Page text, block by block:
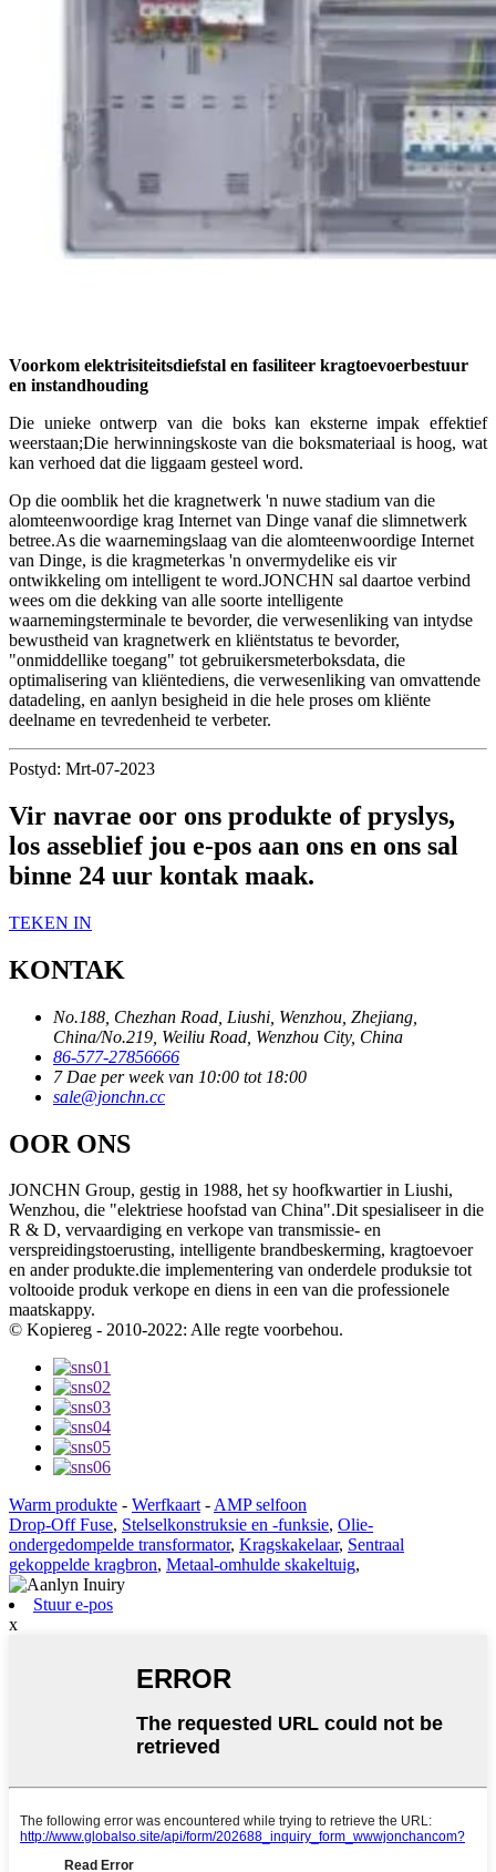
Voorkom elektrisiteitsdiefstal en fasiliteer kragtoevoerbestuur
en instandhouding
Die unieke ontwerp van die boks kan eksterne impak effektief
weerstaan;Die herwinningskoste van die boksmateriaal is hoog, wat
kan verhoed dat die liggaam gesteel word.
Op die oomblik het die kragnetwerk 'n nuwe stadium van die
alomteenwoordige krag Internet van Dinge vanaf die slimnetwerk
betree.As die waarnemingslaag van die alomteenwoordige Internet
van Dinge, is die kragmeterkas 'n onvermydelike eis vir
ontwikkeling om intelligent te word.JONCHN sal daartoe verbind
wees om die dekking van alle soorte intelligente
waarnemingsterminale te bevorder, die verwesenliking van intydse
bewustheid van kragnetwerk en kliëntstatus te bevorder,
"onmiddellike toegang" tot gebruikersmeterboksdata, die
optimalisering van kliëntediens, die verwesenliking van omvattende
datadeling, en aanlyn besigheid in die hele proses om kliënte
deelname en tevredenheid te verbeter.
Postyd: Mrt-07-2023
Vir navrae oor ons produkte of pryslys,
los asseblief jou e-pos aan ons en ons sal
binne 24 uur kontak maak.
TEKEN IN
KONTAK
No.188, Chezhan Road, Liushi, Wenzhou, Zhejiang,
China/No.219, Weiliu Road, Wenzhou City, China
86-577-27856666
7 Dae per week van 10:00 tot 18:00
sale@jonchn.cc
OOR ONS
JONCHN Group, gestig in 1988, het sy hoofkwartier in Liushi,
Wenzhou, die "elektriese hoofstad van China".Dit spesialiseer in die
R & D, vervaardiging en verkope van transmissie- en
verspreidingstoerusting, intelligente brandbeskerming, kragtoevoer
en ander produkte.die implementering van onderdele produksie tot
voltooide produk verkope en diens in een van die professionele
maatskappy.
© Kopiereg - 2010-2022: Alle regte voorbehou.
Warm produkte - Werfkaart-AMP selfoon
Drop-Off Fuse, Stelselkonstruksie en -funksie, Olie-
ondergedompelde transformator, Kragskakelaar, Sentraal
gekoppelde kragbron, Metaal-omhulde skakeltuig,
Stuur e-pos
x